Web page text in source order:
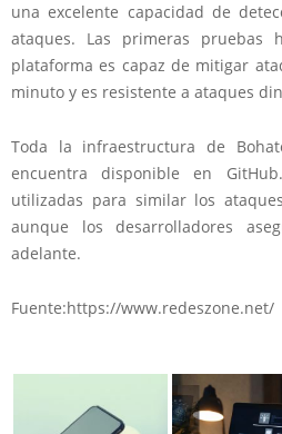
una excelente capacidad de
ataques. Las primeras pruebas
plataforma es capaz de mitigar
minuto y es resistente a ataques
Toda la infraestructura de
encuentra disponible en
utilizadas para similar los
aunque los desarrolladores
adelante.
Fuente:https://www.redeszone.net/